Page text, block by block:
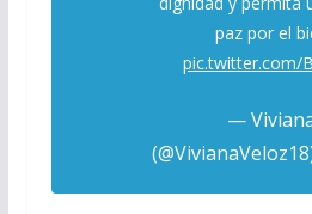
paz por el
pic.twitter.com/
—